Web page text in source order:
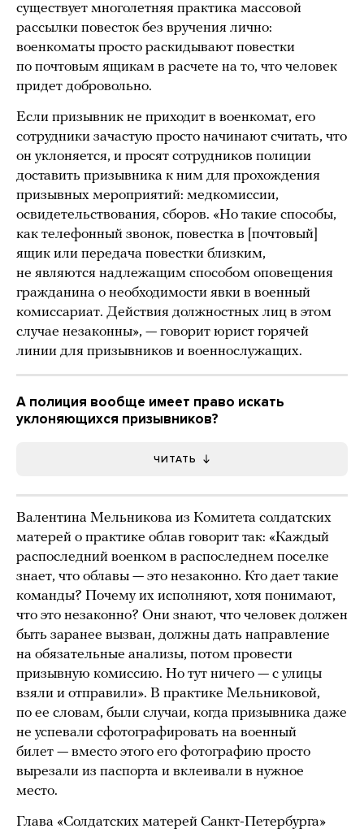
существует многолетняя практика массовой
рассылки повесток без вручения лично:
военкоматы просто раскидывают повестки
по почтовым ящикам в расчете на то, что человек
придет добровольно.
Если призывник не приходит в военкомат, его
сотрудники зачастую просто начинают считать, что
он уклоняется, и просят сотрудников полиции
доставить призывника к ним для прохождения
призывных мероприятий: медкомиссии,
освидетельствования, сборов. «Но такие способы,
как телефонный звонок, повестка в [почтовый]
ящик или передача повестки близким,
не являются надлежащим способом оповещения
гражданина о необходимости явки в военный
комиссариат. Действия должностных лиц в этом
случае незаконны», — говорит юрист горячей
линии для призывников и военнослужащих.
А полиция вообще имеет право искать
уклоняющихся призывников?
ЧИТАТЬ
Валентина Мельникова из Комитета солдатских
матерей о практике облав говорит так: «Каждый
распоследний военком в распоследнем поселке
знает, что облавы — это незаконно. Кто дает такие
команды? Почему их исполняют, хотя понимают,
что это незаконно? Они знают, что человек должен
быть заранее вызван, должны дать направление
на обязательные анализы, потом провести
призывную комиссию. Но тут ничего — с улицы
взяли и отправили». В практике Мельниковой,
по ее словам, были случаи, когда призывника даже
не успевали сфотографировать на военный
билет — вместо этого его фотографию просто
вырезали из паспорта и вклеивали в нужное
место.
Глава «Солдатских матерей Санкт-Петербурга»